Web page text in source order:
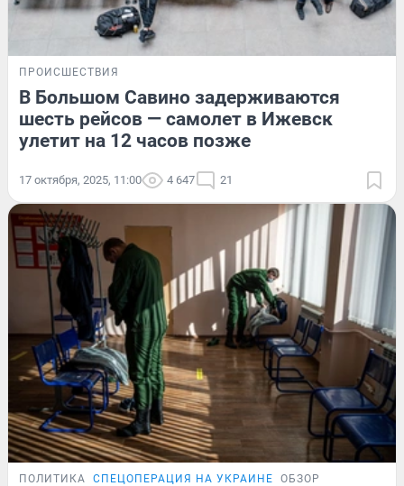
ПРОИСШЕСТВИЯ
В Большом Савино задерживаются
шесть рейсов — самолет в Ижевск
улетит на 12 часов позже
17 октября, 2025, 11:00 4 647 21
ПОЛИТИКА СПЕЦОПЕРАЦИЯ НА УКРАИНЕ ОБЗОР